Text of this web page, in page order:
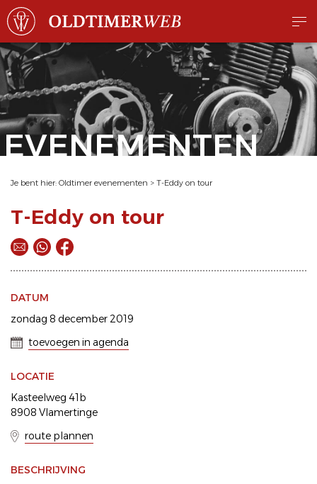
EVENEMENTEN
Je bent hier: Oldtimer evenementen > T-Eddy on tour
T-Eddy on tour
DATUM
zondag 8 december 2019
toevoegen in agenda
LOCATIE
Kasteelweg 41b
8908 Vlamertinge
route plannen
BESCHRIJVING